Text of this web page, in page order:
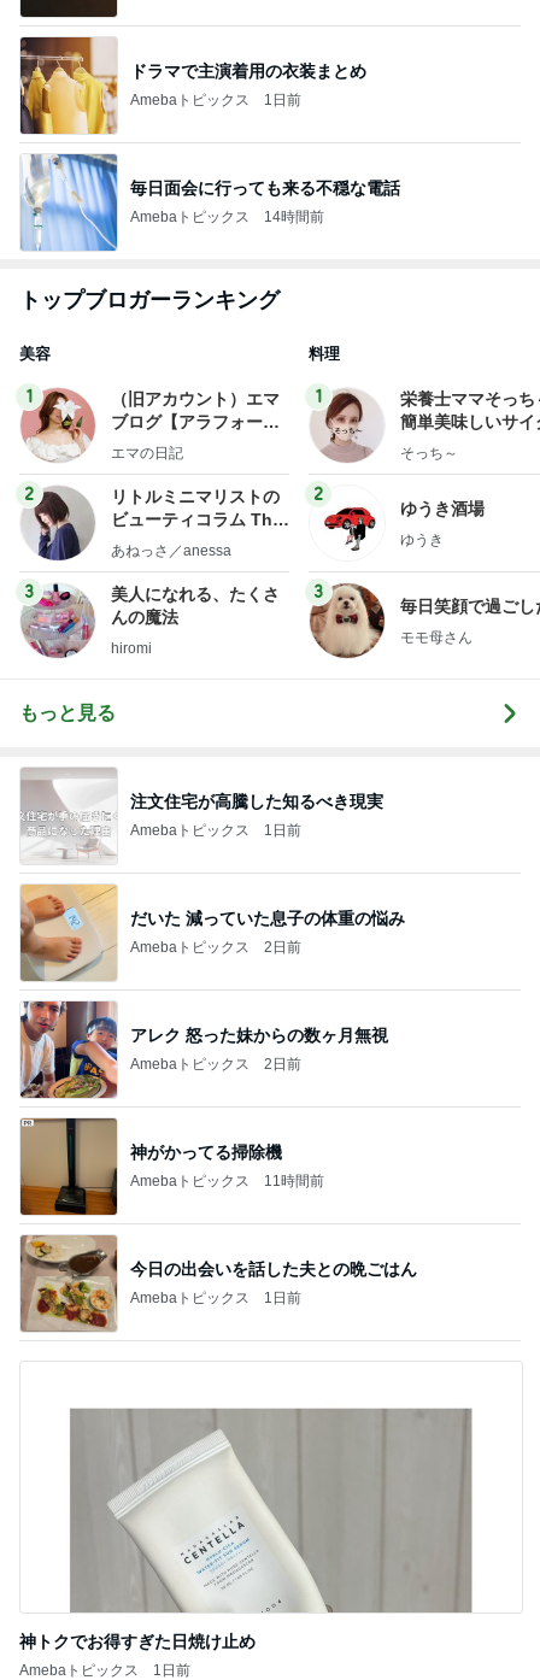
ドラマで主演着用の衣装まとめ
Amebaトピックス 1日前
毎日面会に行っても来る不穏な電話
Amebaトピックス 14時間前
トップブロガーランキング
美容
1
（旧アカウント）エマ
ブログ【アラフォー会
社売却セカンドライ
エマの日記
2
リトルミニマリストの
ビューティコラム The
little minimalist's bea
あねっさ／anessa
3
美人になれる、たくさ
んの魔法
hiromi
料理
1
栄養士ママそっち
簡単美味しいサイ
献立
そっち～
2
ゆうき酒場
ゆうき
3
毎日笑顔で過ごし
モモ母さん
もっと見る
注文住宅が高騰した知るべき現実
Amebaトピックス 1日前
だいた 減っていた息子の体重の悩み
Amebaトピックス 2日前
アレク 怒った妹からの数ヶ月無視
Amebaトピックス 2日前
神がかってる掃除機
Amebaトピックス 11時間前
今日の出会いを話した夫との晩ごはん
Amebaトピックス 1日前
神トクでお得すぎた日焼け止め
Amebaトピックス 1日前